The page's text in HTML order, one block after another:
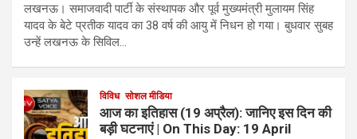
लखनऊ। समाजवादी पार्टी के संस्थापक और पूर्व मुख्यमंत्री मुलायम सिंह
यादव के बेटे प्रतीक यादव का 38 वर्ष की आयु में निधन हो गया। बुधवार सुबह
उन्हें लखनऊ के सिविल…
विविध सोशल मीडिया
आज का इतिहास (19 अप्रैल): जानिए इस दिन की
बड़ी घटनाएं | On This Day: 19 April